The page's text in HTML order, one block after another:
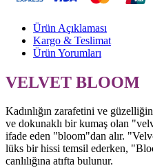
Ürün Açıklaması
Kargo & Teslimat
Ürün Yorumları
VELVET BLOOM
Kadınlığın zarafetini ve
ve dokunaklı bir kumaş olan
ifade eden "bloom"dan alır.
lüks bir hissi temsil ederken,
canlılığına atıfta bulunur.